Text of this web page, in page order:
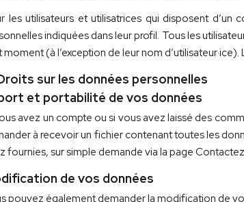
les utilisateurs et utilisatrices qui disposent d’un
indiquées dans leur profil. Tous les
moment (à l’exception de leur nom
sur les données personnelles
et portabilité de vos données
avez un compte ou si vous avez laissé des
à recevoir un fichier contenant toutes les
fournies, sur simple demande via la page
de vos données
pouvez également demander la modification de